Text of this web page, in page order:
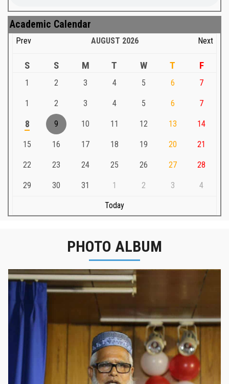
Academic Calendar
Prev AUGUST 2026 Next
S S M T W T F
1 2 3 4 5 6 7
1 2 3 4 5 6 7
8 9 10 11 12 13 14
15 16 17 18 19 20 21
22 23 24 25 26 27 28
29 30 31 1 2 3 4
Today
PHOTO ALBUM